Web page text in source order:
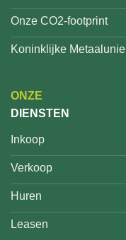
Onze CO2-footprint
Koninklijke Metaalunie
ONZE
DIENSTEN
Inkoop
Verkoop
Huren
Leasen